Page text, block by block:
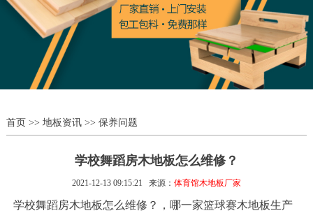
首页>> 地板资讯>> 保养问题
学校舞蹈房木地板怎么维修？
2021-12-13 09:15:21 来源： 体育馆木地板厂家
学校舞蹈房木地板怎么维修？，哪一家篮球赛木地板生产